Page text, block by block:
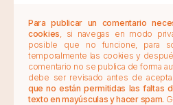
Para publicar un comentario
cookies , si navegas en modo
posible que no funcione, para
temporalmente las cookies y
comentario no se publica de forma
debe ser revisado antes de
que no están permitidas las faltas
texto en mayúsculas y hacer spam.